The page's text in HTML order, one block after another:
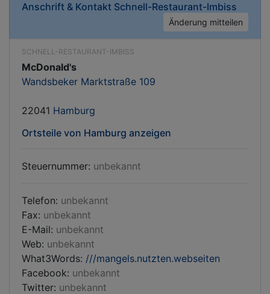
Anschrift & Kontakt Schnell-Restaurant-Imbiss
Änderung mitteilen
SCHNELL-RESTAURANT-IMBISS
McDonald's
Wandsbeker Marktstraße 109
22041 Hamburg
Ortsteile von Hamburg anzeigen
Steuernummer: unbekannt
Telefon: unbekannt
Fax: unbekannt
E-Mail: unbekannt
Web: unbekannt
What3Words: ///mangels.nutzten.webseiten
Facebook: unbekannt
Twitter: unbekannt